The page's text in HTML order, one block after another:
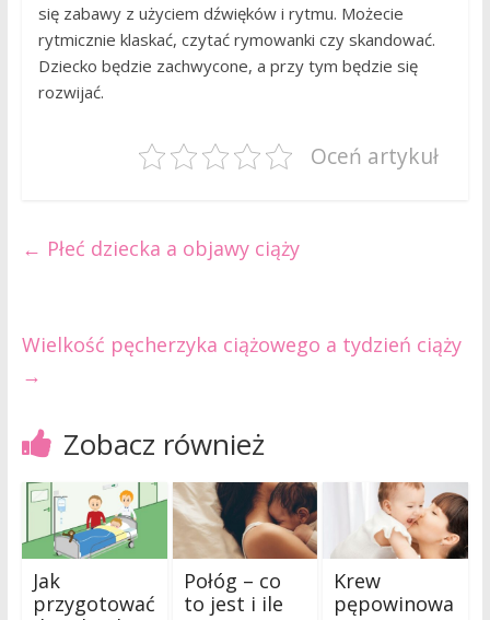
się zabawy z użyciem dźwięków i rytmu. Możecie
rytmicznie klaskać, czytać rymowanki czy skandować.
Dziecko będzie zachwycone, a przy tym będzie się
rozwijać.
Oceń artykuł
← Płeć dziecka a objawy ciąży
Wielkość pęcherzyka ciążowego a tydzień ciąży
→
Zobacz również
Jak
przygotować
Połóg – co
to jest i ile
Krew
pępowinowa